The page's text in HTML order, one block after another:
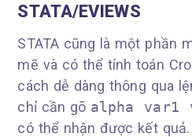
STATA/EVIEWS
STATA cũng là một phần
mẽ và có thể tính toán
cách dễ dàng thông qua
chỉ cần gõ alpha var1
có thể nhận được kết